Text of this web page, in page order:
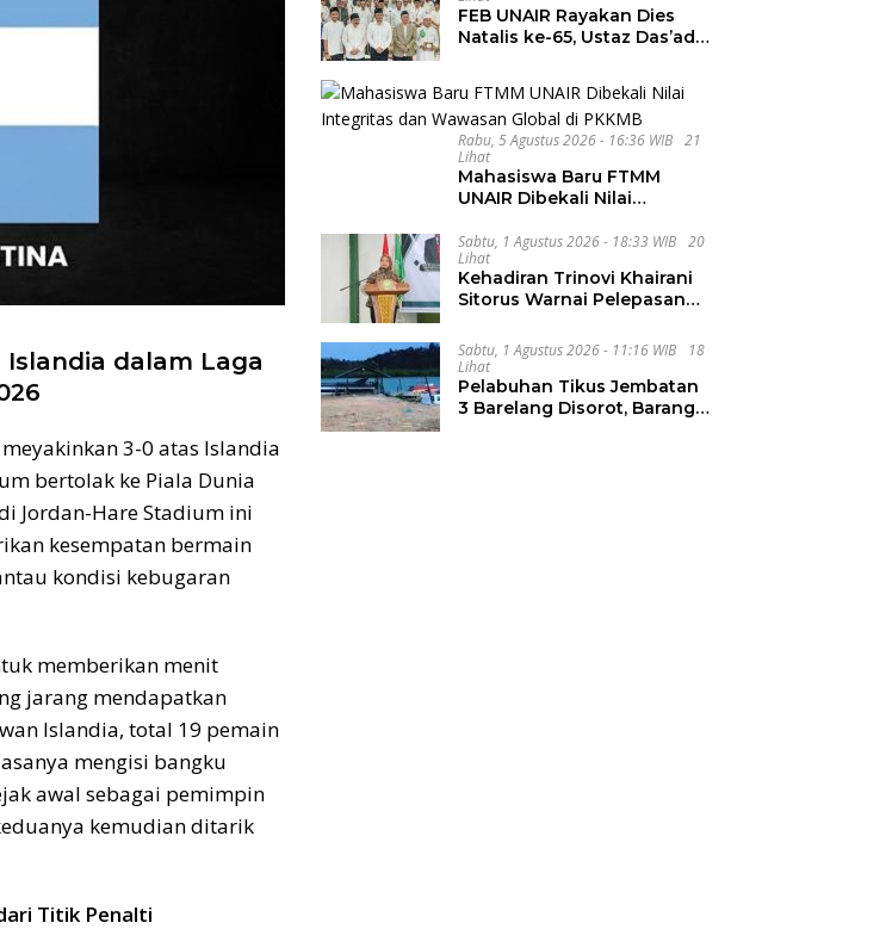
dalam Laga
3-0 atas Islandia
bertolak ke Piala Dunia
Jordan-Hare Stadium ini
kesempatan bermain
kondisi kebugaran
memberikan menit
jarang mendapatkan
Islandia, total 19 pemain
mengisi bangku
awal sebagai pemimpin
kemudian ditarik
Titik Penalti
FEB UNAIR Rayakan Dies
Natalis ke-65, Ustaz Das’ad
Rabu, 5 Agustus 2026 - 16:36 WIB
21
Lihat
Mahasiswa Baru FTMM
UNAIR Dibekali Nilai
Global di PKKMB
Sabtu, 1 Agustus 2026 - 18:33 WIB
20
Lihat
Kehadiran Trinovi Khairani
Sitorus Warnai Pelepasan
dan Internasional UNIVA
Medan
Sabtu, 1 Agustus 2026 - 11:16 WIB
18
Lihat
Pelabuhan Tikus Jembatan
3 Barelang Disorot, Barang